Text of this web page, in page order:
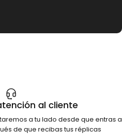
al cliente
a tu lado desde que entras a
de que recibas tus réplicas